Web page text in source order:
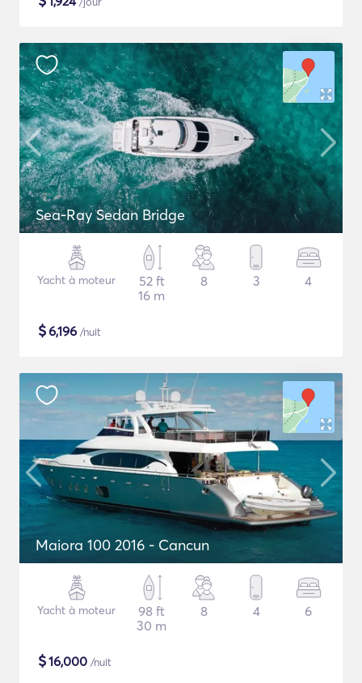
Sea-Ray Sedan Bridge
Yacht à moteur
52 ft
16 m
8 3 4
$6,196 /nuit
Maiora 100 2016 - Cancun
Yacht à moteur
98 ft
30 m
8 4 6
$16,000 /nuit